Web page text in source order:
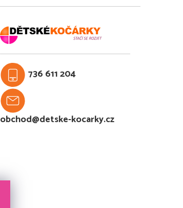
736 611 204
obchod@detske-kocarky.cz